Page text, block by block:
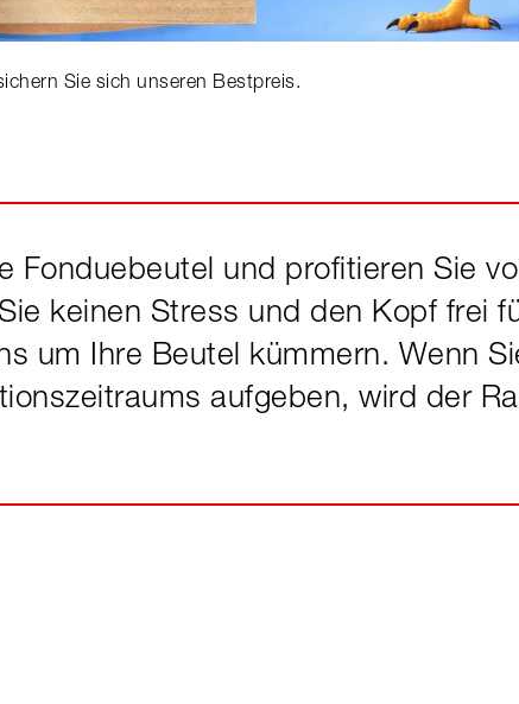
Sie sich unseren Bestpreis.
Fonduebeutel und profitieren Sie
keinen Stress und den Kopf frei
um Ihre Beutel kümmern. Wenn
aufgeben, wird der